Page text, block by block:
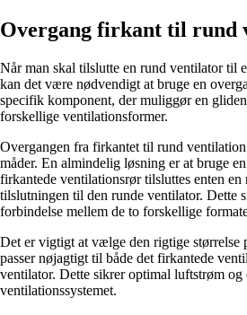
Overgang firkant til rund
Når man skal tilslutte en rund ventilator til
kan det være nødvendigt at bruge en
specifik komponent, der muliggør en
forskellige ventilationsformer.
Overgangen fra firkantet til rund
måder. En almindelig løsning er at bruge
firkantede ventilationsrør tilsluttes enten en
tilslutningen til den runde ventilator. Dette
forbindelse mellem de to forskellige
Det er vigtigt at vælge den rigtige størrelse
passer nøjagtigt til både det firkantede
ventilator. Dette sikrer optimal luftstrøm
ventilationssystemet.